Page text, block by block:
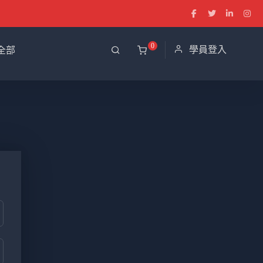
部 0 學員登入